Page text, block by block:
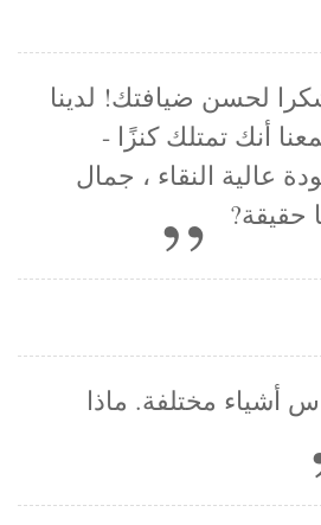
لحسن ضيافتك! لدينا
أنك تمتلك كنزًا -
عالية النقاء ، جمال
حقيقة?
أشياء مختلفة. ماذا